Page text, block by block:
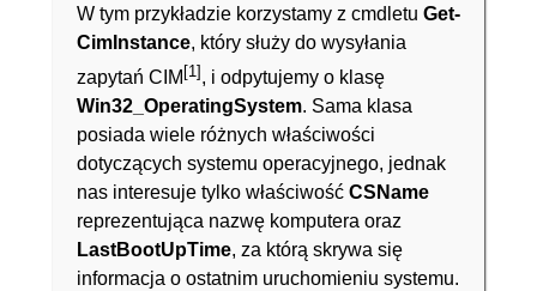
W tym przykładzie korzystamy z cmdletu Get-
CimInstance, który służy do wysyłania
zapytań CIM [1] , i odpytujemy o klasę
Win32_OperatingSystem. Sama klasa
posiada wiele różnych właściwości
dotyczących systemu operacyjnego, jednak
nas interesuje tylko właściwość CSName
reprezentująca nazwę komputera oraz
LastBootUpTime, za którą skrywa się
informacja o ostatnim uruchomieniu systemu.